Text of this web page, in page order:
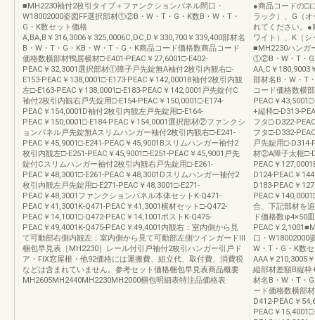
■MH2230袖付2枚引タイプ＋ファンクションパネル間口・
W18002000姿図FF選択部材①②B・W・T・G・K数B・W・T・
G・K数セット価格
A,BA,B￥316,3006￥325,0006C,DC,D￥330,700￥339,400部材名
B・W・T・G・KB・W・T・G・K商品コード価格数商品コード
価格数横部材鴨居横材□-E401-PEAC￥27,6001□-E402-
PEAC￥32,3001選択部材①障子戸先錠無A袖付2枚引内観右□-
E153-PEAC￥138,0001□-E173-PEAC￥142,0001B袖付2枚引内観
左□-E163-PEAC￥138,0001□-E183-PEAC￥142,0001戸先錠付C
袖付2枚引内観右戸先錠用□-E154-PEAC￥150,0001□-E174-
PEAC￥154,0001D袖付2枚引内観左戸先錠用□-E164-
PEAC￥150,0001□-E184-PEAC￥154,0001選択部材②ファンクシ
ョンパネル戸先錠無Aスリムハンガー袖付2枚引内観右□-E241-
PEAC￥45,9001□-E241-PEAC￥45,9001Bスリムハンガー袖付2
枚引内観左□-E251-PEAC￥45,9001□-E251-PEAC￥45,9001戸先
錠付Cスリムハンガー袖付2枚引内観右戸先錠用□-E261-
PEAC￥48,3001□-E261-PEAC￥48,3001Dスリムハンガー袖付2
枚引内観左戸先錠用□-E271-PEAC￥48,3001□-E271-
PEAC￥48,3001ファンクションパネル本体セットK-Q471-
PEAC￥41,3001K-Q471-PEAC￥41,3001横材セット□-Q472-
PEAC￥14,1001□-Q472-PEAC￥14,1001ポストK-Q475-
PEAC￥49,4001K-Q475-PEAC￥49,4001内観右：室内側から見
て可動部右側内観左：室内側から見て可動部左側ツインガードⅢ
梱包早見表［MH2230］レール付引戸袖付2枚引ハンガー引戸ド
ア・FIX窓屋根・他92価格には運搬費、組立代、取付費、消費税
などは含まれていません。参考セット価格梱包早見表商品概要
MH2605MH2440MH2230MH2000梱包明細表特注品価格表
●商品コードの□
ラック）、G（
れてください。
ワイト）、K（
■MH2230ハンガ
①②B・W・T・G
AA,C￥180,9003
部材名B・W・T
コード価格数横
PEAC￥
+縦枠□-D313-
フタ□-D322-
フタ□-D332-
戸先錠用□-D314-
材②A障子太框□-
PEAC￥
D124-PEAC￥
D183-PEAC￥
PEAC￥
合、下記部材を
ド価格数φ4×50
PEAC￥
口・
W・T・G・K数
AAA￥210,3005
縦部材差額B縦
材名B・W・T・
ード価格数横部
D412-PEAC￥
PEAC￥